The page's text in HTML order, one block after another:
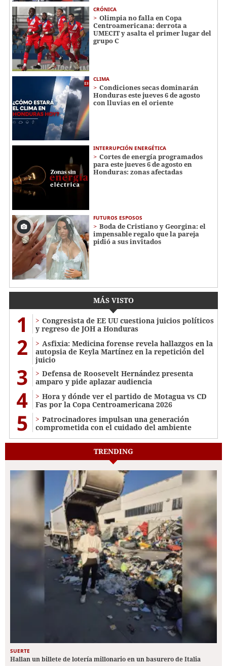
CRÓNICA
Olimpia no falla en Copa
Centroamericana: derrota a
UMECIT y asalta el primer lugar del
grupo C
CLIMA
Condiciones secas dominarán
Honduras este jueves 6 de agosto
con lluvias en el oriente
INTERRUPCIÓN ENERGÉTICA
Cortes de energía programados
para este jueves 6 de agosto en
Honduras: zonas afectadas
FUTUROS ESPOSOS
Boda de Cristiano y Georgina: el
impensable regalo que la pareja
pidió a sus invitados
MÁS VISTO
1
Congresista de EE UU cuestiona juicios políticos
y regreso de JOH a Honduras
2
Asfixia: Medicina forense revela hallazgos en la
autopsia de Keyla Martínez en la repetición del
juicio
3
Defensa de Roosevelt Hernández presenta
amparo y pide aplazar audiencia
4
Hora y dónde ver el partido de Motagua vs CD
Fas por la Copa Centroamericana 2026
5
Patrocinadores impulsan una generación
comprometida con el cuidado del ambiente
TRENDING
SUERTE
Hallan un billete de lotería millonario en un basurero de Italia